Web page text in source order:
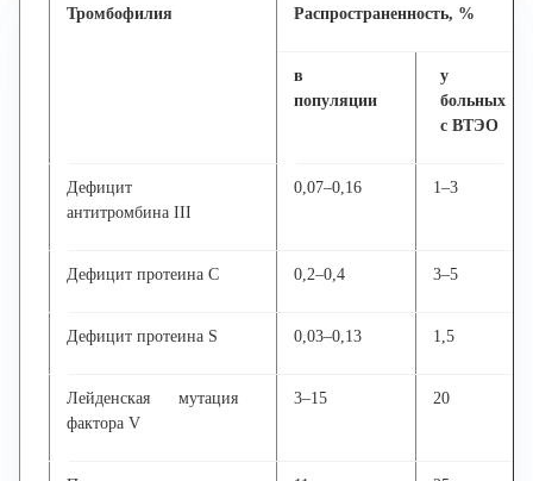
Тромбофилия Распространенность, %
в
популяции
у
больных
с ВТЭО
Дефицит
антитромбина III
0,07–0,16 1–3
Дефицит протеина С 0,2–0,4 3–5
Дефицит протеина S 0,03–0,13 1,5
Лейденская мутация
фактора V
3–15 20